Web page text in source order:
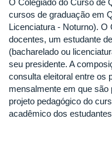
O Colegiado do Curso de
cursos de graduação em
Licenciatura - Noturno). O
docentes, um estudante
(bacharelado ou
seu presidente. A
consulta eleitoral entre os
mensalmente em que
projeto pedagógico do
acadêmico dos